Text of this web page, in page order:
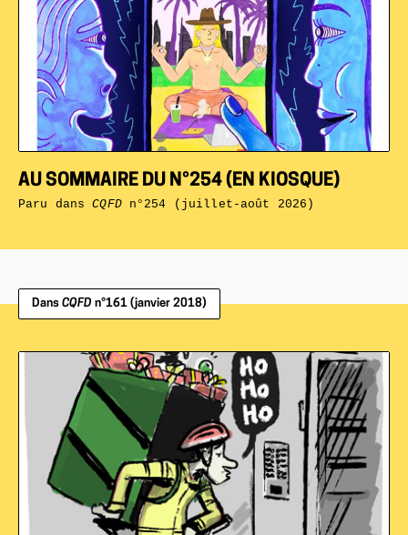
AU SOMMAIRE DU N°254 (EN KIOSQUE)
Paru dansCQFDn°254 (juillet-août 2026)
Dans CQFD n°161 (janvier 2018)